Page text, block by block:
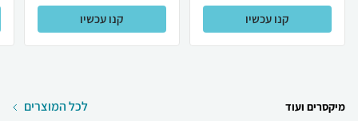
קנו עכשיו קנו עכשיו
מיקסרים ועוד לכל המוצרים